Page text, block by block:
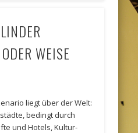
WEISE
liegt über der Welt:
bedingt durch
und Hotels, Kultur-